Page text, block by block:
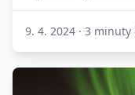
9. 4. 2024 · 3 minuty